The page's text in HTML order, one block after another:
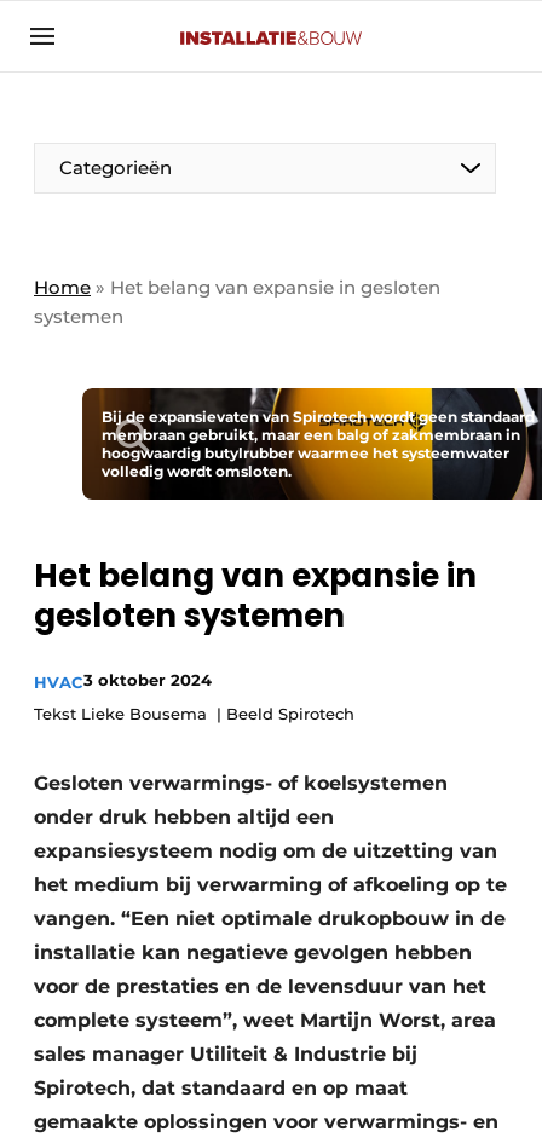
Aanmelden
Banner overzicht
BedrijvenAanmeldenBedankt voor de aanmelding
Contact
Evenement aanmelden
Nieuwsbrief
Podcasts
Vacature aanmelden
Vacatures
Categorieën
Panelgesprek
Sanitair
Binnenklimaat
Ventilatie
Warmtepompen
Home » Het belang van expansie in gesloten
systemen
Bij de expansievaten van Spirotech wordt geen standaard
membraan gebruikt, maar een balg of zakmembraan in
hoogwaardig butylrubber waarmee het systeemwater
volledig wordt omsloten.
Het belang van expansie in
gesloten systemen
HVAC3 oktober 2024
Tekst Lieke Bousema | Beeld Spirotech
Gesloten verwarmings- of koelsystemen
onder druk hebben altijd een
expansiesysteem nodig om de uitzetting van
het medium bij verwarming of afkoeling op te
vangen. “Een niet optimale drukopbouw in de
installatie kan negatieve gevolgen hebben
voor de prestaties en de levensduur van het
complete systeem”, weet Martijn Worst, area
sales manager Utiliteit & Industrie bij
Spirotech, dat standaard en op maat
gemaakte oplossingen voor verwarmings- en